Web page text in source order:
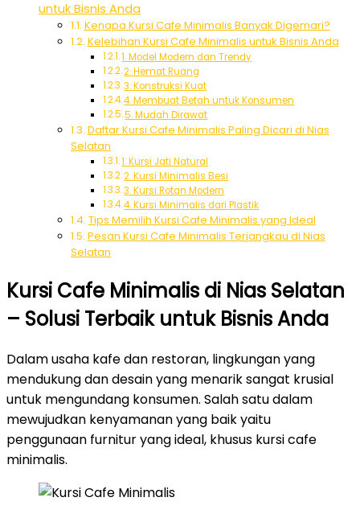
untuk Bisnis Anda
Kenapa Kursi Cafe Minimalis Banyak Digemari?
Kelebihan Kursi Cafe Minimalis untuk Bisnis Anda
1. Model Modern dan Trendy
2. Hemat Ruang
3. Konstruksi Kuat
4. Membuat Betah untuk Konsumen
5. Mudah Dirawat
Daftar Kursi Cafe Minimalis Paling Dicari di Nias
Selatan
1. Kursi Jati Natural
2. Kursi Minimalis Besi
3. Kursi Rotan Modern
4. Kursi Minimalis dari Plastik
Tips Memilih Kursi Cafe Minimalis yang Ideal
Pesan Kursi Cafe Minimalis Terjangkau di Nias
Selatan
Kursi Cafe Minimalis di Nias Selatan
– Solusi Terbaik untuk Bisnis Anda
Dalam usaha kafe dan restoran, lingkungan yang
mendukung dan desain yang menarik sangat krusial
untuk mengundang konsumen. Salah satu dalam
mewujudkan kenyamanan yang baik yaitu
penggunaan furnitur yang ideal, khusus kursi cafe
minimalis.